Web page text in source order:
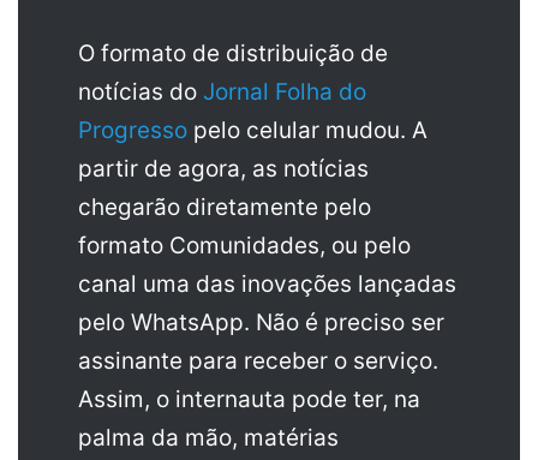
O formato de distribuição de
notícias do Jornal Folha do
Progresso pelo celular mudou. A
partir de agora, as notícias
chegarão diretamente pelo
formato Comunidades, ou pelo
canal uma das inovações lançadas
pelo WhatsApp. Não é preciso ser
assinante para receber o serviço.
Assim, o internauta pode ter, na
palma da mão, matérias